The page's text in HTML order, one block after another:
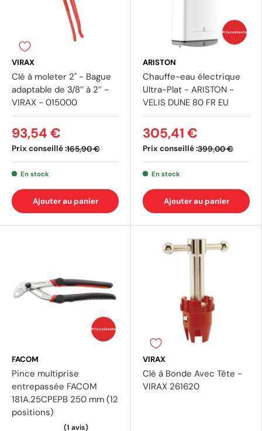
VIRAX
Clé à moleter 2" - Bague
adaptable de 3/8’’ à 2’’ -
VIRAX - 015000
Prix conseillé :165,90 €
93,54 €
En stock
Ajouter au panier
Prix coûtants
ARISTON
Chauffe-eau électrique
Ultra-Plat - ARISTON -
VELIS DUNE 80 FR EU
Prix conseillé :399,00 €
305,41 €
En stock
Ajouter au panier
Prix coûtants
FACOM
Pince multiprise
entrepassée FACOM
181A.25CPEPB 250 mm (12
positions)
VIRAX
Clé à Bonde Avec Tête -
VIRAX 261620